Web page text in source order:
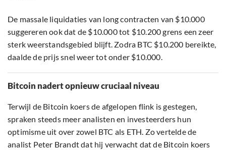
De massale liquidaties van long contracten van $10.000
suggereren ook dat de $10.000 tot $10.200 grens een zeer
sterk weerstandsgebied blijft. Zodra BTC $10.200 bereikte,
daalde de prijs snel weer tot onder $10.000.
Bitcoin nadert opnieuw cruciaal niveau
Terwijl de Bitcoin koers de afgelopen flink is gestegen,
spraken steeds meer analisten en investeerders hun
optimisme uit over zowel BTC als ETH. Zo vertelde de
analist Peter Brandt dat hij verwacht dat de Bitcoin koers